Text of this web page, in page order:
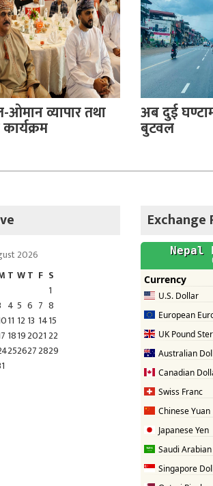
व्यापार तथा अब दुई
बुटवल
2026
T WT F S
1
4 5 6 7 8
11 12 13 1415
1819202122
2526272829
Exchange